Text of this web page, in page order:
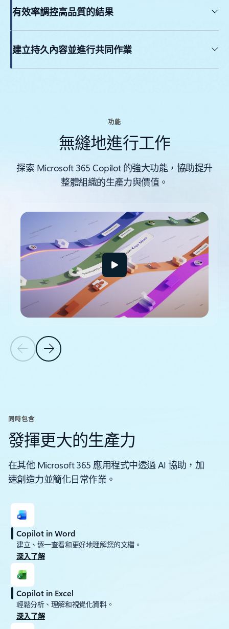
有效率調控高品質的結果
建立持久內容並進行共同作業
功能
無縫地進行工作
探索 Microsoft 365 Copilot 的強大功能，協助提升
整體組織的生產力與價值。
上一張投影片下一張投影片
同時包含
發揮更大的生產力
在其他 Microsoft 365 應用程式中透過 AI 協助，加
速創造力並簡化日常作業。
Copilot in Word
建立、逐一查看和更好地理解您的文檔。
深入了解
Copilot in Excel
輕鬆分析、理解和視覺化資料。
深入了解